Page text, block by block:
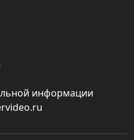
информации